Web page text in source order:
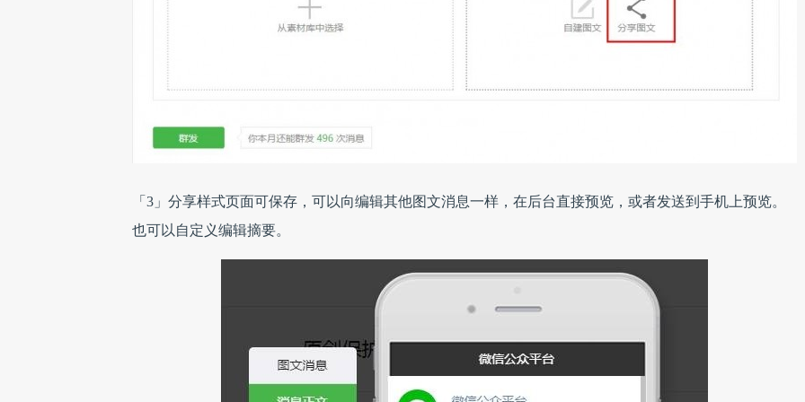
「3」分享样式页面可保存，可以向编辑其他图文消息一样，在后台直接预览，或者发送到手机上预览。
也可以自定义编辑摘要。